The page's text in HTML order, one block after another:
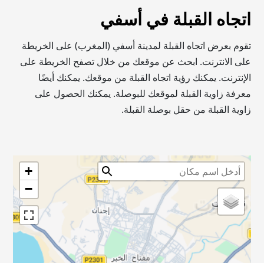
اتجاه القبلة في أسفي
تقوم بعرض اتجاه القبلة لمدينة أسفي (المغرب) على الخريطة
على الانترنت. ابحث عن موقعك من خلال تصفح الخريطة على
الإنترنت. يمكنك رؤية اتجاه القبلة من موقعك. يمكنك أيضًا
معرفة زاوية القبلة لموقعك للبوصلة. يمكنك الحصول على
زاوية القبلة من حقل بوصلة القبلة.
+
−